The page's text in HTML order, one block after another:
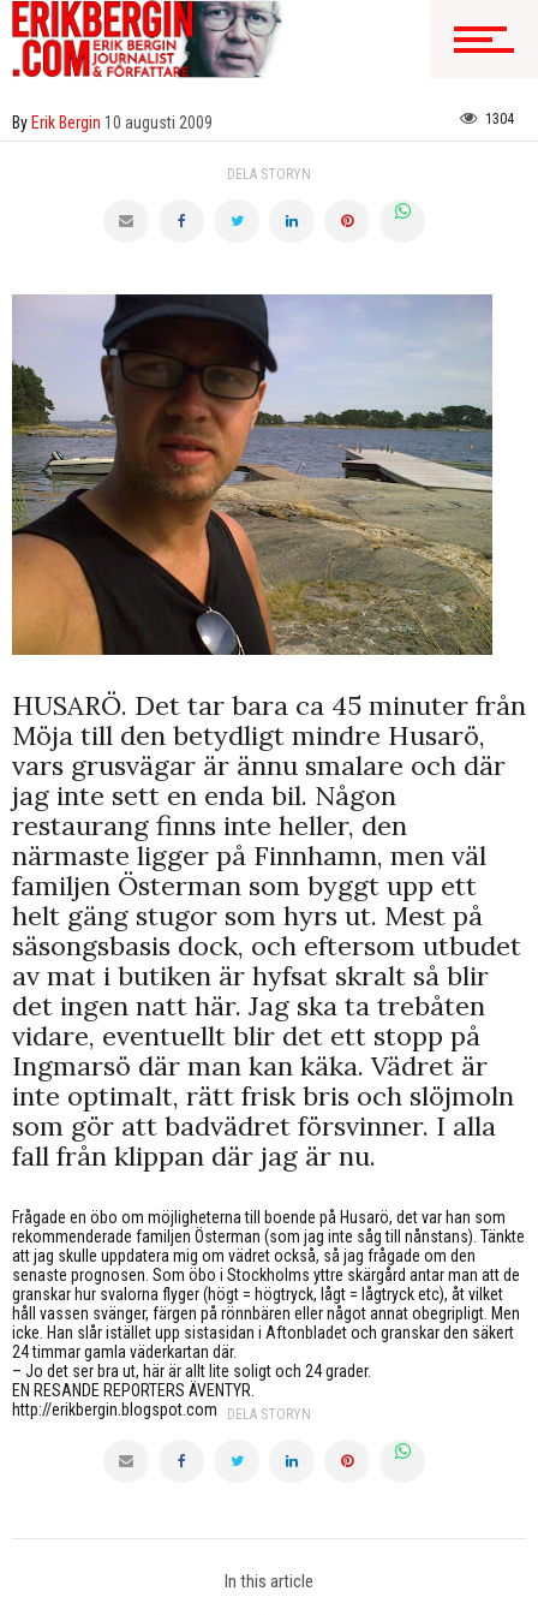
By Erik Bergin 10 augusti 2009 1304
DELA STORYN
HUSARÖ. Det tar bara ca 45 minuter från
Möja till den betydligt mindre Husarö,
vars grusvägar är ännu smalare och där
jag inte sett en enda bil. Någon
restaurang finns inte heller, den
närmaste ligger på Finnhamn, men väl
familjen Österman som byggt upp ett
helt gäng stugor som hyrs ut. Mest på
säsongsbasis dock, och eftersom utbudet
av mat i butiken är hyfsat skralt så blir
det ingen natt här. Jag ska ta trebåten
vidare, eventuellt blir det ett stopp på
Ingmarsö där man kan käka. Vädret är
inte optimalt, rätt frisk bris och slöjmoln
som gör att badvädret försvinner. I alla
fall från klippan där jag är nu.
Frågade en öbo om möjligheterna till boende på Husarö, det var han som
rekommenderade familjen Österman (som jag inte såg till nånstans). Tänkte
att jag skulle uppdatera mig om vädret också, så jag frågade om den
senaste prognosen. Som öbo i Stockholms yttre skärgård antar man att de
granskar hur svalorna flyger (högt = högtryck, lågt = lågtryck etc), åt vilket
håll vassen svänger, färgen på rönnbären eller något annat obegripligt. Men
icke. Han slår istället upp sistasidan i Aftonbladet och granskar den säkert
24 timmar gamla väderkartan där.
– Jo det ser bra ut, här är allt lite soligt och 24 grader.
EN RESANDE REPORTERS ÄVENTYR.
http://erikbergin.blogspot.com
DELA STORYN
In this article